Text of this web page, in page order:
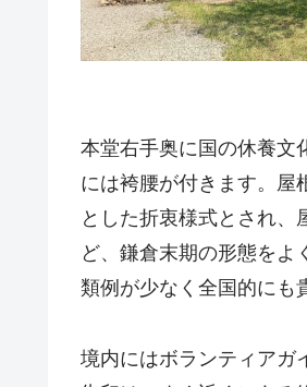
本堂右手奥に国の休養文
には袴腰が付きます。屋
とした折衷様式とされ、
ど、鎌倉末期の形態をよ
類例が少なく全国的にも
境内にはボランティアガ